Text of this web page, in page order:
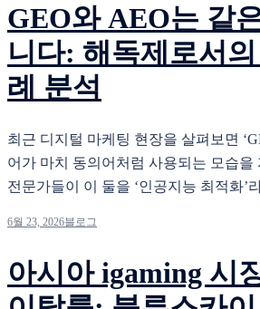
GEO와 AEO는 같
니다: 해독제로서
례 분석
최근 디지털 마케팅 현장을 살펴보면
어가 마치 동의어처럼 사용되는 모습을
전문가들이 이 둘을 ‘인공지능 최적화
6월 23, 2026블로그
아시아 igaming 시